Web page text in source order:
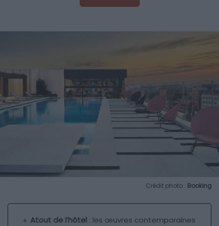
Crédit photo : Booking
Atout de l’hôtel : les œuvres contemporaines